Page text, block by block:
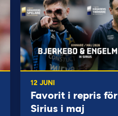
12 JUNI
Favorit i repris för
Sirius i maj